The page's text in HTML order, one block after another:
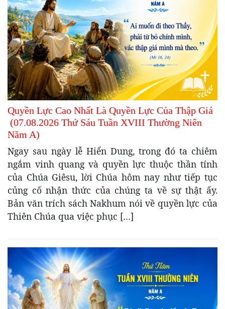
Quyền Lực Cao Nhất Là Quyền Lực Của Thập Giá
(07.08.2026 Thứ Sáu Tuần XVIII Thường Niên
Năm A)
Ngay sau ngày lễ Hiển Dung, trong đó ta chiêm
ngắm vinh quang và quyền lực thuộc thần tính
của Chúa Giêsu, lời Chúa hôm nay như tiếp tục
củng cố nhận thức của chúng ta về sự thật ấy.
Bản văn trích sách Nakhum nói về quyền lực của
Thiên Chúa qua việc phục […]